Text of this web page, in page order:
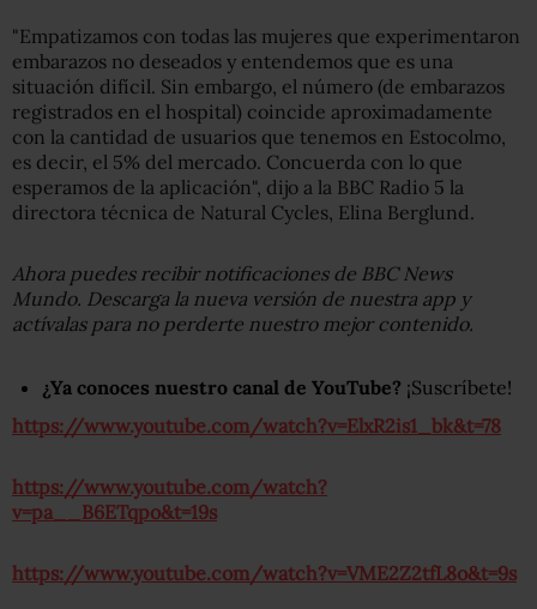
"Empatizamos con todas las mujeres que experimentaron
embarazos no deseados y entendemos que es una
situación difícil. Sin embargo, el número (de embarazos
registrados en el hospital) coincide aproximadamente
con la cantidad de usuarios que tenemos en Estocolmo,
es decir, el 5% del mercado. Concuerda con lo que
esperamos de la aplicación", dijo a la BBC Radio 5 la
directora técnica de Natural Cycles, Elina Berglund.
Ahora puedes recibir notificaciones de BBC News
Mundo. Descarga la nueva versión de nuestra app y
actívalas para no perderte nuestro mejor contenido.
¿Ya conoces nuestro canal de YouTube? ¡Suscríbete!
https://www.youtube.com/watch?v=ElxR2is1_bk&t=78
https://www.youtube.com/watch?
v=pa__B6ETqpo&t=19s
https://www.youtube.com/watch?v=VME2Z2tfL8o&t=9s